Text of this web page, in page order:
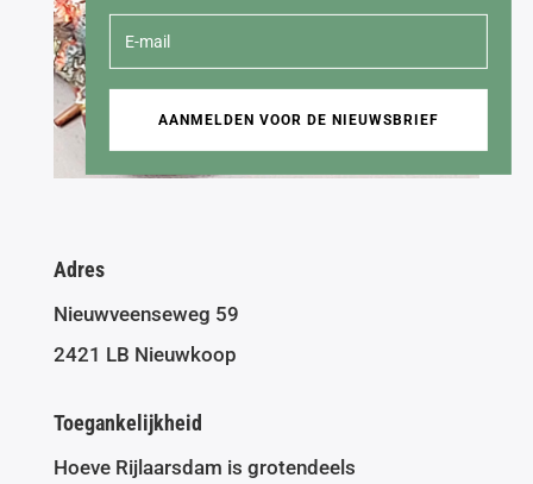
AANMELDEN VOOR DE NIEUWSBRIEF
Adres
Nieuwveenseweg 59
2421 LB Nieuwkoop
Toegankelijkheid
Hoeve Rijlaarsdam is grotendeels